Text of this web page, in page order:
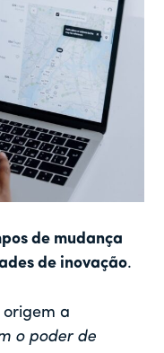
de mudança
de inovação.
origem a
o poder de